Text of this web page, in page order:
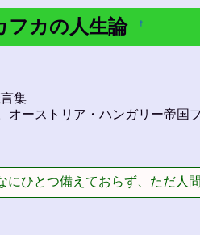
カの人生論 †
集
ーストリア・ハンガリー帝国
にひとつ備えておらず、ただ人